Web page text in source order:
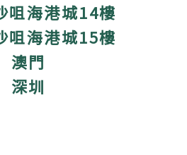
咀海港城14樓
咀海港城15樓
澳門
深圳